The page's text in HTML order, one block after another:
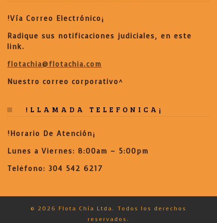
!Vía Correo Electrónico¡
Radique sus notificaciones judiciales, en este
link.
flotachia@flotachia.com
Nuestro correo corporativo^
!LLAMADA TELEFONICA¡
!Horario De Atención¡
Lunes a Viernes: 8:00am – 5:00pm
Teléfono: 304 542 6217
© 2026 Flota Chía Ltda. Todos los derechos
reservados.